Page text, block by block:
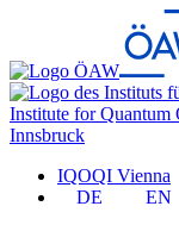
Institute for Quantum
Innsbruck
IQOQI Vienna
DE
EN